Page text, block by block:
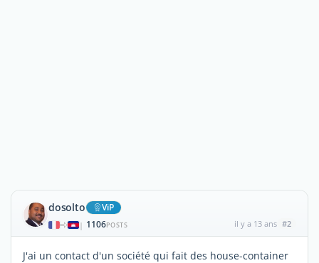
dosolto ViP
| 1106POSTS il y a 13 ans #2
J'ai un contact d'un société qui fait des house-container